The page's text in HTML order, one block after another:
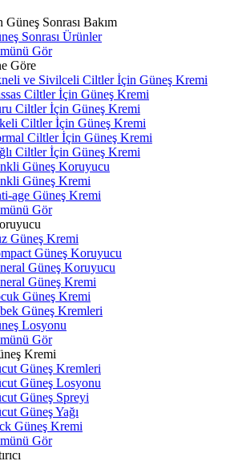
Güneş Sonrası Bakım
Sonrası Ürünler
Gör
Göre
ve Sivilceli Ciltler İçin Güneş Kremi
Ciltler İçin Güneş Kremi
Ciltler İçin Güneş Kremi
Ciltler İçin Güneş Kremi
Ciltler İçin Güneş Kremi
Ciltler İçin Güneş Kremi
Güneş Koruyucu
Güneş Kremi
age Güneş Kremi
Gör
Güneş Kremi
Güneş Koruyucu
Güneş Koruyucu
Güneş Kremi
Güneş Kremi
Güneş Kremleri
Losyonu
Gör
Kremi
Güneş Kremleri
Güneş Losyonu
Güneş Spreyi
Güneş Yağı
Güneş Kremi
Gör